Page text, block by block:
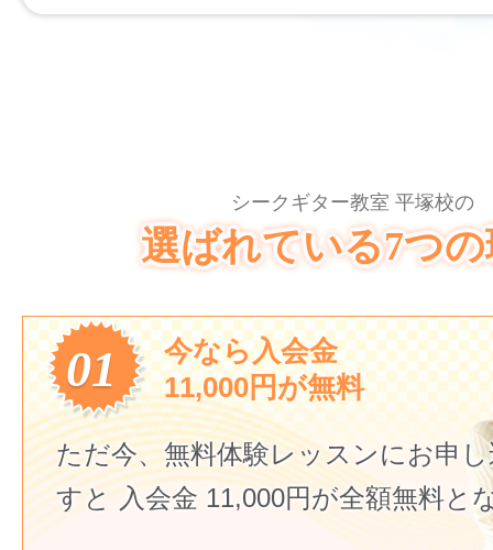
シークギター教室 平塚校の
選ばれている7つ
01
今なら入会金
11,000円が無料
ただ今、無料体験レッスンにお申
すと 入会金 11,000円が全額無料と